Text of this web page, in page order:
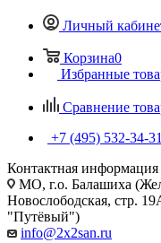
Личный
Корзина0
Избранные
Сравнение
+7 (495) 532‑34‑31
Контактная информация
МО, г.о. Балашиха
Новослободская, стр.
"Путёвый")
info@2x2san.ru